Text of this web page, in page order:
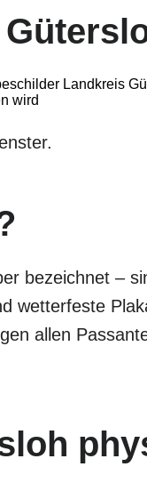
bezeichnet –
wetterfeste
allen